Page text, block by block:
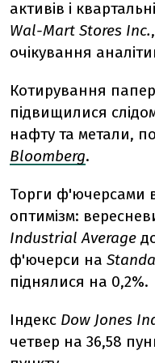
активів і
Wal-Mart Stores Inc.
очікування
Котирування
підвищилися
нафту та метали,
Bloomberg.
Торги ф'ючерсами
оптимізм:
Industrial Average
ф'ючерси на
піднялися на 0,2%.
Індекс Dow Jones
четвер на 36,58